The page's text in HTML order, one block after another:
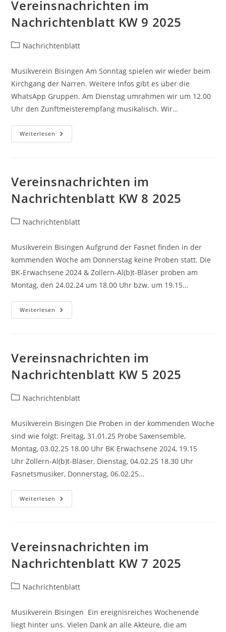
Vereinsnachrichten im
Nachrichtenblatt KW 9 2025
Beitrags-
Nachrichtenblatt
Musikverein Bisingen Am Sonntag spielen wir wieder beim
Kirchgang der Narren. Weitere Infos gibt es über die
WhatsApp Gruppen. Am Dienstag umrahmen wir um 12.00
Uhr den Zunftmeisterempfang musikalisch. Wir…
Weiterlesen Vereinsnachrichten
Im
Vereinsnachrichten im
Nachrichtenblatt KW 8 2025
Beitrags-
Nachrichtenblatt
Musikverein Bisingen Aufgrund der Fasnet finden in der
kommenden Woche am Donnerstag keine Proben statt. Die
BK-Erwachsene 2024 & Zollern-Al(b)t-Bläser proben am
Montag, den 24.02.24 um 18.00 Uhr bzw. um 19.15…
Weiterlesen Vereinsnachrichten
Im
Vereinsnachrichten im
Nachrichtenblatt KW 5 2025
Beitrags-
Nachrichtenblatt
Musikverein Bisingen Die Proben in der kommenden Woche
sind wie folgt: Freitag, 31.01.25 Probe Saxensemble,
Montag, 03.02.25 18.00 Uhr BK Erwachsene 2024, 19.15
Uhr Zollern-Al(b)t-Bläser, Dienstag, 04.02.25 18.30 Uhr
Fasnetsmusiker, Donnerstag, 06.02.25…
Weiterlesen Vereinsnachrichten
Im
Vereinsnachrichten im
Nachrichtenblatt KW 7 2025
Beitrags-
Nachrichtenblatt
Musikverein Bisingen Ein ereignisreiches Wochenende
liegt hinter uns. Vielen Dank an alle Akteure, die am